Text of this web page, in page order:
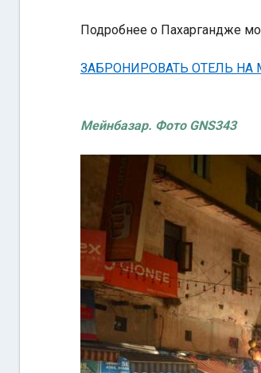
Подробнее о Пахаргандже
ЗАБРОНИРОВАТЬ ОТЕЛЬ НА
Мейнбазар. Фото GNS343